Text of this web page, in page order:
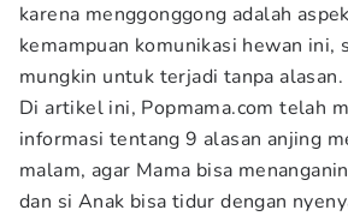
karena menggonggong adalah
kemampuan komunikasi hewan ini,
mungkin untuk terjadi tanpa alasan.
Di artikel ini, Popmama.com telah
informasi tentang 9 alasan anjing
malam, agar Mama bisa
dan si Anak bisa tidur dengan